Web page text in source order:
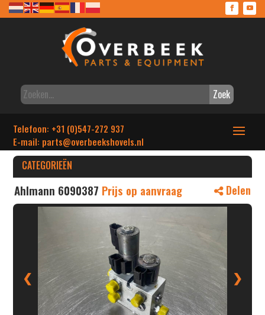
Zoek
Telefoon: +31 (0)547-272 937
E-mail: parts@overbeekshovels.nl
CATEGORIEËN
Ahlmann 6090387 Prijs op aanvraag Delen
❮ ❯